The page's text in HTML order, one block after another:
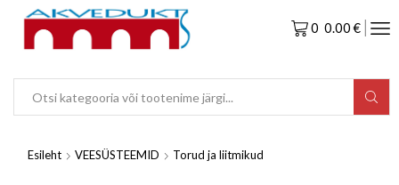
0 0.00€
Esileht VEESÜSTEEMID Torud ja liitmikud